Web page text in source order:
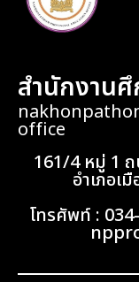
สำนักงาน
office
161/4 หมู่ 1
อำเภอเ
โทรศัพท์ :